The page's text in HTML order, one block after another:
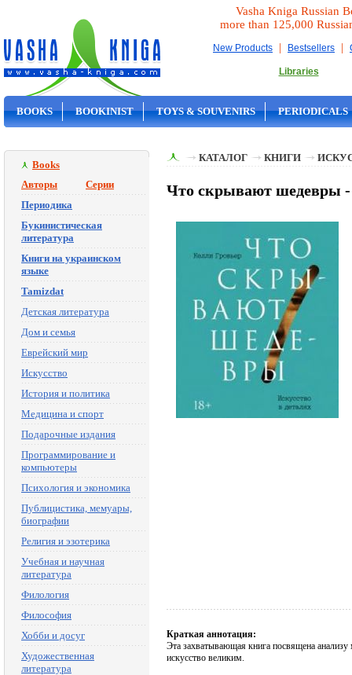
Vasha Kniga Russian
more than 125,000
New Products | Bestsellers |
Libraries
BOOKS BOOKINIST TOYS & SOUVENIRS PERIODICALS
Books
Авторы
Серии
Периодика
Букинистическая
литература
Книги на украинском
языке
Tamizdat
Детская литература
Дом и семья
Еврейский мир
Искусство
История и политика
Медицина и спорт
Подарочные издания
Программирование и
компьютеры
Психология и экономика
Публицистика, мемуары,
биографии
Религия и эзотерика
Учебная и научная
литература
Филология
Философия
Хобби и досуг
Художественная
литература
КАТАЛОГ КНИГИ
Что скрывают шедевры -
Краткая аннотация:
Эта захватывающая книга посвящена
искусство великим.